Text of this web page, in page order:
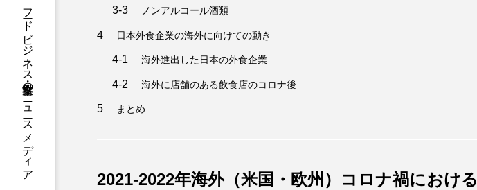
フードビジネス・飲食業界のニュースメディア ノンアルコール酒類
日本外食企業の海外に向けての動き
海外進出した日本の外食企業
海外に店舗のある飲食店のコロナ後
まとめ
2021-2022年海外（米国・欧州）コロナ禍におけ